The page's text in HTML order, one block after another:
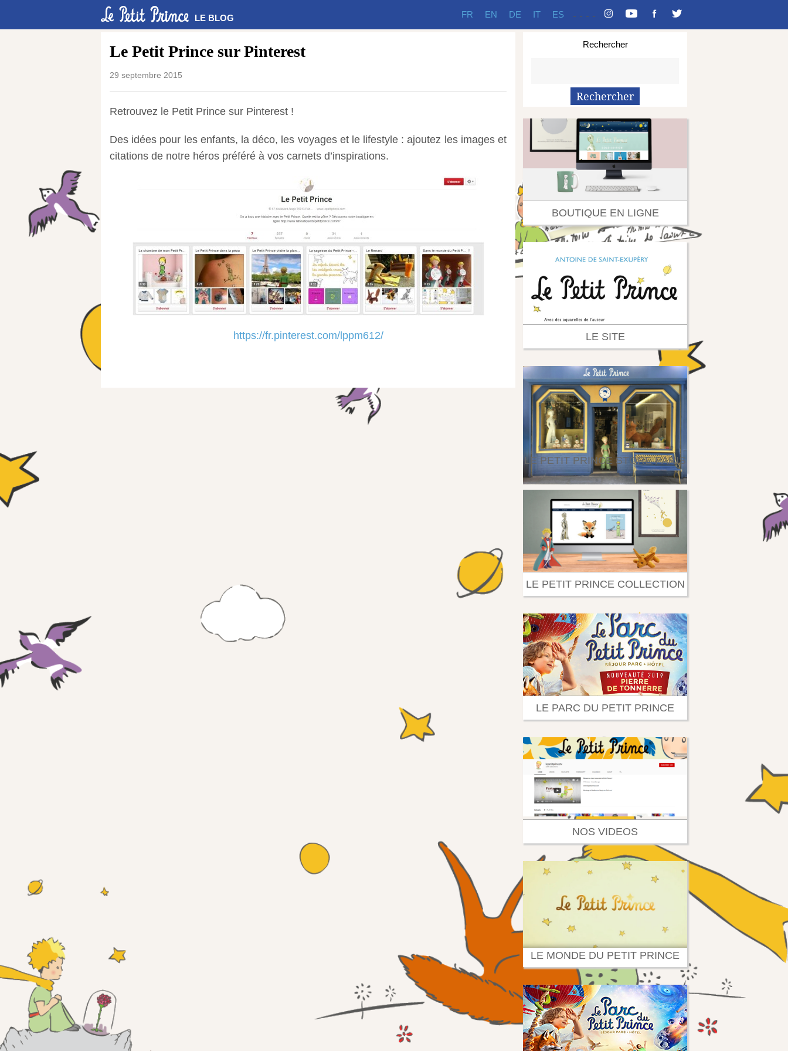
LE BLOG - - - -
FR EN DE IT ES
Le Petit Prince sur Pinterest
29 septembre 2015
Retrouvez le Petit Prince sur Pinterest !
Des idées pour les enfants, la déco, les voyages et le lifestyle : ajoutez les images et
citations de notre héros préféré à vos carnets d’inspirations.
https://fr.pinterest.com/lppm612/
Rechercher
BOUTIQUE EN LIGNE
LE SITE
LE PETIT PRINCE STORE PARIS
LE PETIT PRINCE COLLECTION
LE PARC DU PETIT PRINCE
NOS VIDEOS
LE MONDE DU PETIT PRINCE